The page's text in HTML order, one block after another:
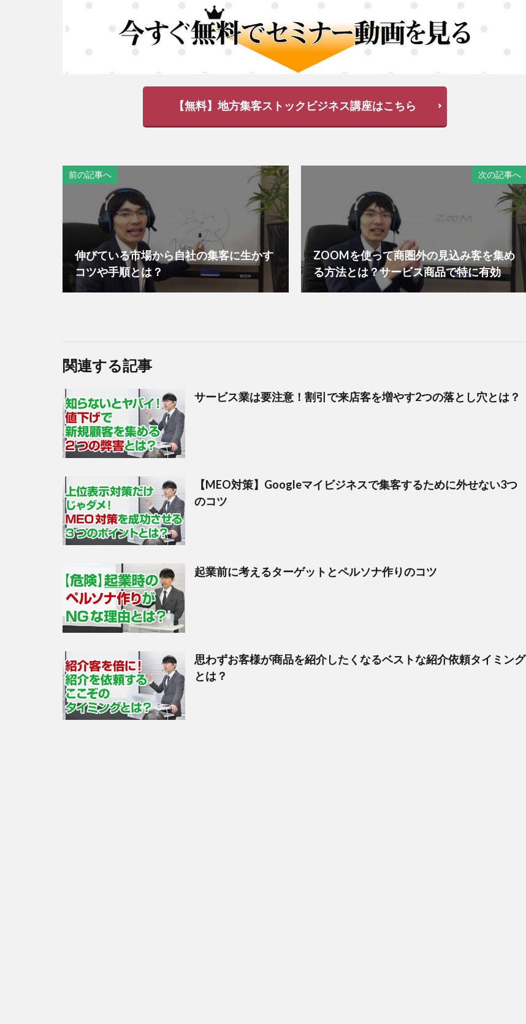
【無料】地方集客ストックビジネス講座はこちら
前の記事へ
伸びている市場から自社の集客に生かす
コツや手順とは？
次の記事へ
ZOOMを使って商圏外の見込み客を集め
る方法とは？サービス商品で特に有効
関連する記事
サービス業は要注意！割引で来店客を増やす2つの落とし穴とは？
【MEO対策】Googleマイビジネスで集客するために外せない3つ
のコツ
起業前に考えるターゲットとペルソナ作りのコツ
思わずお客様が商品を紹介したくなるベストな紹介依頼タイミング
とは？